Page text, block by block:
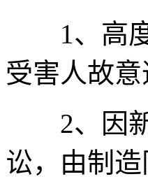
1、高度
受害人故
2、因新
讼，由制